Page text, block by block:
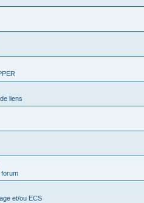
liens
forum
et/ou ECS